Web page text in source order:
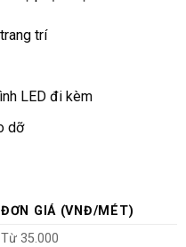
trí
LED đi kèm
dỡ
ĐƠN GIÁ (VNĐ/MÉT)
Từ 35.000